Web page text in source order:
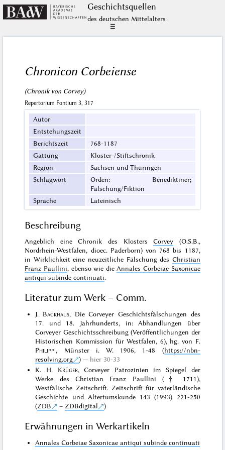
Geschichts­quellen
des deutschen Mittelalters
☰
Chronicon Corbeiense
(Chronik von Corvey)
Repertorium Fontium 3, 317
Autor
Entstehungszeit
Berichtszeit
768-1187
Gattung
Kloster-/Stiftschronik
Region
Sachsen und Thüringen
Schlagwort
Orden: Benediktiner;
Fälschung/Fiktion
Sprache
Lateinisch
Beschreibung
Angeblich eine Chronik des KlostersCorvey (O.S.B.,
Nordrhein-Westfalen, dioec. Paderborn) von 768 bis 1187,
in Wirklichkeit eine neuzeitliche Fälschung des Christian
Franz Paullini, ebenso wie dieAnnales Corbeiae Saxonicae
antiqui subinde continuati.
Literatur zum Werk – Comm.
J. Backhaus, Die Corveyer Geschichtsfälschungen des
17. und 18. Jahrhunderts, in: Abhandlungen über
Corveyer Geschichtsschreibung (Veröffentlichungen der
Historischen Kommission für Westfalen, 6), hg. von F.
Philippi, Münster i. W. 1906, 1-48 (https://nbn-
resolving.org
)
hier 30-33
K. H. Krüger, Corveyer Patrozinien im Spiegel der
Werke des Christian Franz Paullini († 1711),
Westfälische Zeitschrift. Zeitschrift für vaterländische
Geschichte und Altertumskunde 143 (1993) 221-250
(ZDB –ZDBdigital )
Erwähnungen in Werkartikeln
Annales Corbeiae Saxonicae antiqui subinde continuati